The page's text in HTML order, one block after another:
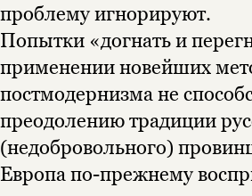
проблему игнорируют.
Попытки «догнать и
применении новейших
постмодернизма не
преодолению традиции
(недобровольного)
Европа по-прежнему
Раз в неделю мы
о книгах и событиях
За подписку дарим
скидку 15%
Я соглашаюсь с Политикой
Вы можете подписаться на
уведомления, и при
на склад получить письмо
электронный адрес.
Я соглашаюсь сПолитикой
Эта книга
не предназначена
Скажите, пожалуйста,
вам уже исполнилось 18 лет?